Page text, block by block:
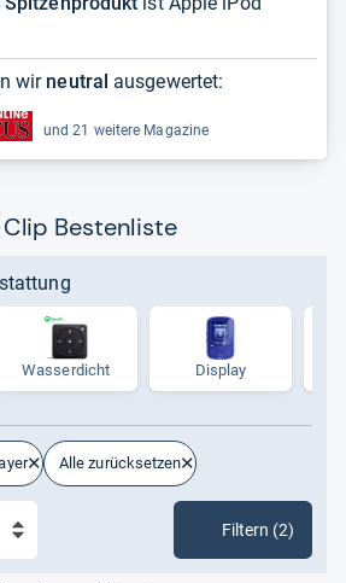
wir neutral ausgewertet:
und 21 weitere Magazine
Bestenliste
Was­ser­dicht Display
Alle zurücksetzen
Filtern (2)